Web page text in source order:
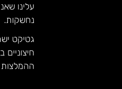
עלינו
נחשקות.
גטיקט